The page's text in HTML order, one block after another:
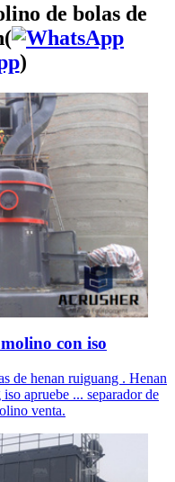
de bolas de
)
con iso
de henan ruiguang . Henan
apruebe ... separador de
venta.